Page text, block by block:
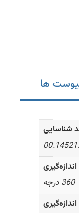
ها
شناسایی
360 درجه